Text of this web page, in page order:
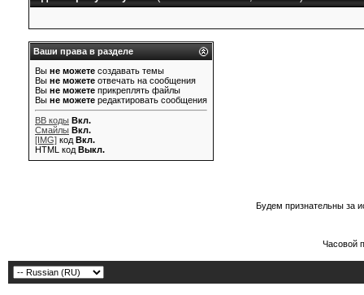
Ваши права в разделе
Вы не можете создавать темы
Вы не можете отвечать на сообщения
Вы не можете прикреплять файлы
Вы не можете редактировать сообщения
BB коды Вкл.
Смайлы Вкл.
[IMG] код Вкл.
HTML код Выкл.
Будем признательны за
Часовой